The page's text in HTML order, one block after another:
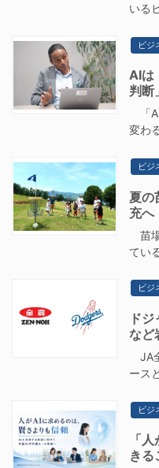
いる
ビジ
AIは
判
「
変わ
ビジ
夏の
充
苗
てい
ビジ
ド
など
JA
ース
ビジ
「
き